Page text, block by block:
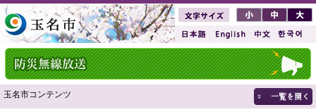
玉名市コンテンツ